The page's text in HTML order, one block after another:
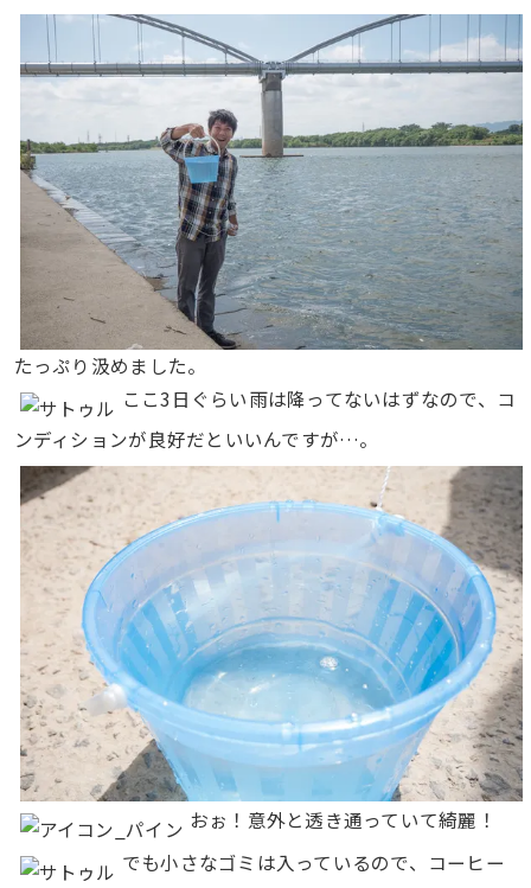
たっぷり汲めました。
ここ3日ぐらい雨は降ってないはずなので、コ
ンディションが良好だといいんですが…。
おぉ！意外と透き通っていて綺麗！
でも小さなゴミは入っているので、コーヒー